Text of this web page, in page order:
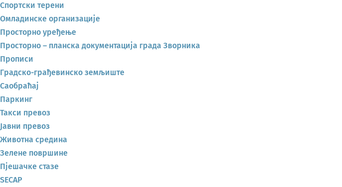
Спортски терени
Омладинске организације
Просторно уређење
Просторно – планска документација града Зворника
Прописи
Градско-грађевинско земљиште
Саобраћај
Паркинг
Такси превоз
Јавни превоз
Животна средина
Зелене површине
Пјешачке стазе
SECAP